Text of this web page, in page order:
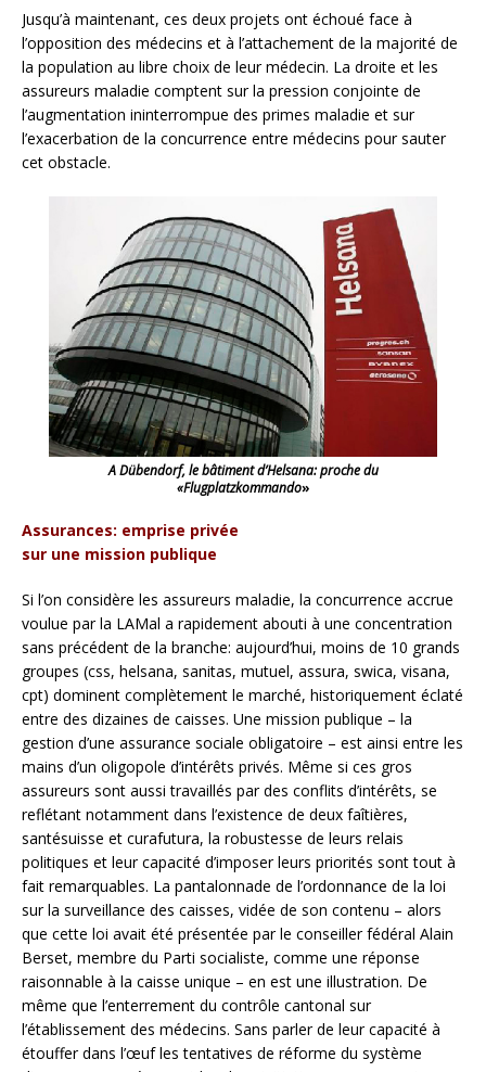
Jusqu’à maintenant, ces deux projets ont échoué face à
l’opposition des médecins et à l’attachement de la majorité de
la population au libre choix de leur médecin. La droite et les
assureurs maladie comptent sur la pression conjointe de
l’augmentation ininterrompue des primes maladie et sur
l’exacerbation de la concurrence entre médecins pour sauter
cet obstacle.
A Dübendorf, le bâtiment d’Helsana: proche du
«Flugplatzkommando»
Assurances: emprise privée
sur une mission publique
Si l’on considère les assureurs maladie, la concurrence accrue
voulue par la LAMal a rapidement abouti à une concentration
sans précédent de la branche: aujourd’hui, moins de 10 grands
groupes (css, helsana, sanitas, mutuel, assura, swica, visana,
cpt) dominent complètement le marché, historiquement éclaté
entre des dizaines de caisses. Une mission publique – la
gestion d’une assurance sociale obligatoire – est ainsi entre les
mains d’un oligopole d’intérêts privés. Même si ces gros
assureurs sont aussi travaillés par des conflits d’intérêts, se
reflétant notamment dans l’existence de deux faîtières,
santésuisse et curafutura, la robustesse de leurs relais
politiques et leur capacité d’imposer leurs priorités sont tout à
fait remarquables. La pantalonnade de l’ordonnance de la loi
sur la surveillance des caisses, vidée de son contenu – alors
que cette loi avait été présentée par le conseiller fédéral Alain
Berset, membre du Parti socialiste, comme une réponse
raisonnable à la caisse unique – en est une illustration. De
même que l’enterrement du contrôle cantonal sur
l’établissement des médecins. Sans parler de leur capacité à
étouffer dans l’œuf les tentatives de réforme du système